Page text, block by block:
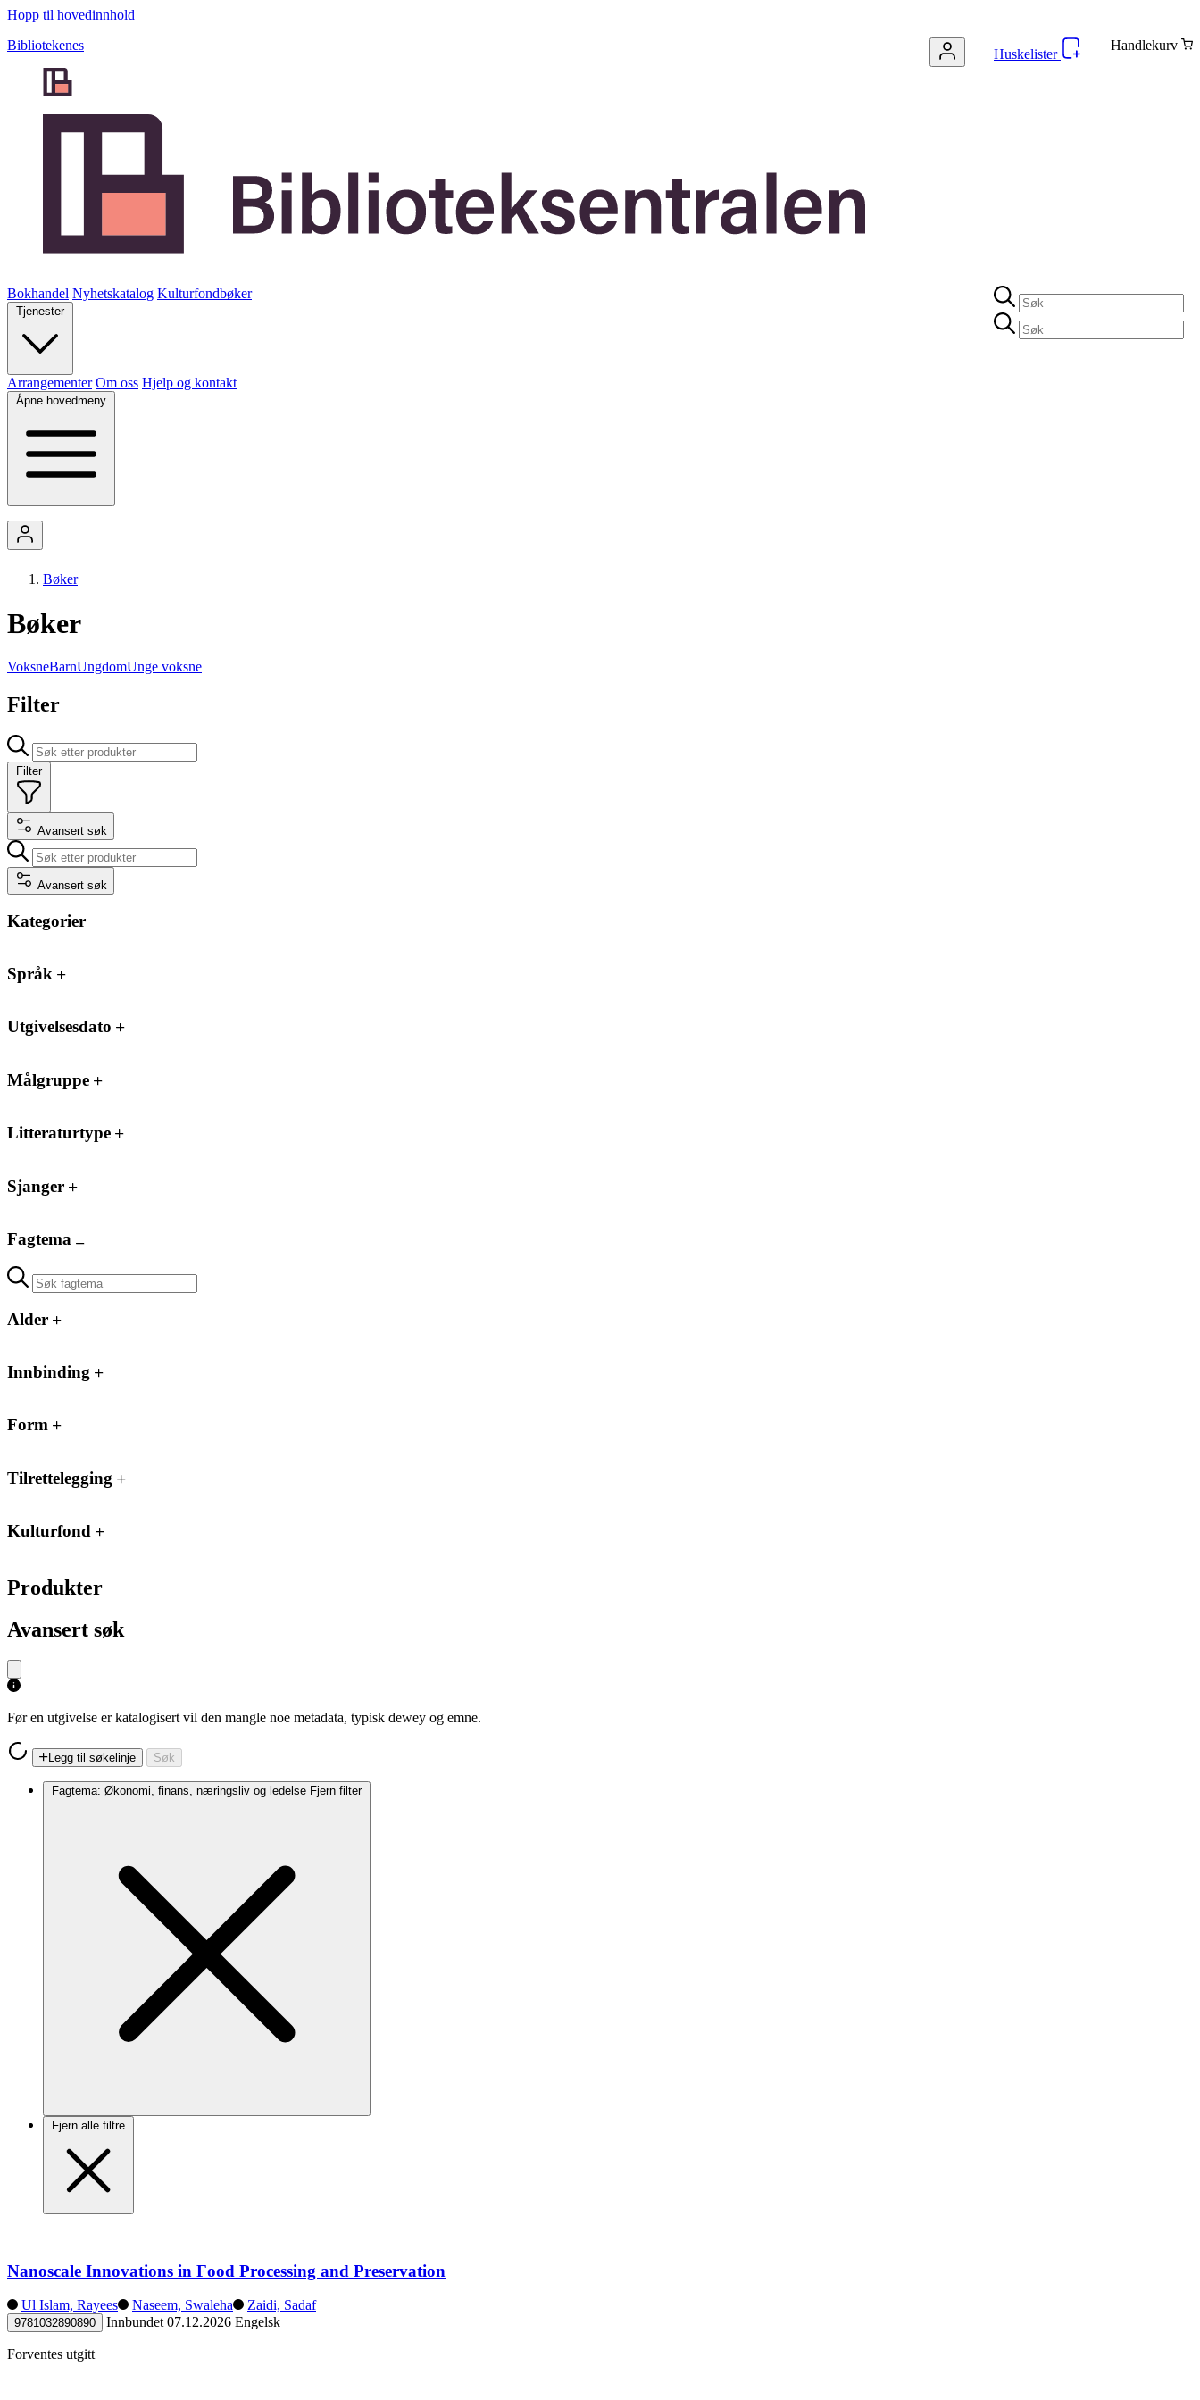
Hopp til hovedinnhold
Bibliotekenes
Bokhandel Nyhetskatalog Kulturfondbøker
Tjenester
Arrangementer Om oss Hjelp og kontakt
Åpne hovedmeny
Huskelister
Handlekurv
Bøker
Bøker
VoksneBarnUngdomUnge voksne
Filter
Filter
Avansert søk
Avansert søk
Kategorier
Språk
Utgivelsesdato
Målgruppe
Litteraturtype
Sjanger
Fagtema
Alder
Innbinding
Form
Tilrettelegging
Kulturfond
Produkter
Avansert søk
Før en utgivelse er katalogisert vil den mangle noe metadata, typisk dewey og emne.
Legg til søkelinje Søk
Fagtema: Økonomi, finans, næringsliv og ledelse Fjern filter
Nanoscale Innovations in Food Processing and Preservation
Ul Islam, Rayees Naseem, Swaleha Zaidi, Sadaf
9781032890890 Innbundet 07.12.2026 Engelsk
Forventes utgitt